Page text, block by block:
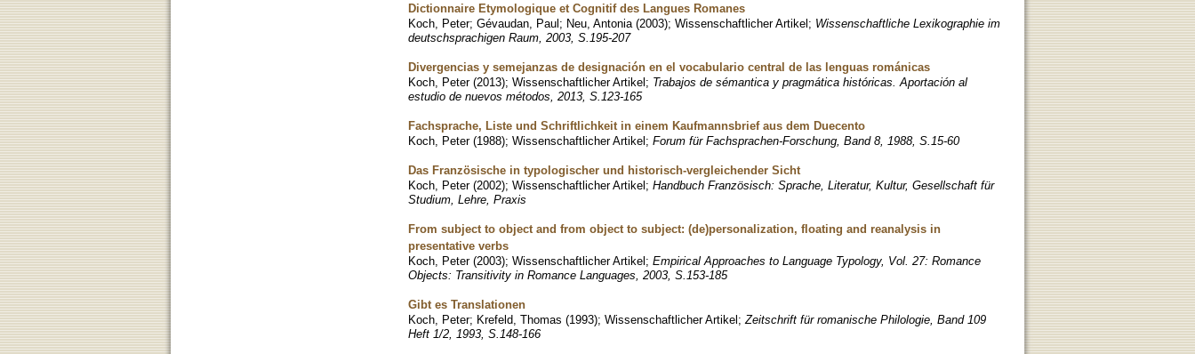
Dictionnaire Etymologique et Cognitif des Langues Romanes
Koch, Peter; Gévaudan, Paul; Neu, Antonia (2003); Wissenschaftlicher Artikel; Wissenschaftliche Lexikographie im
deutschsprachigen Raum, 2003, S.195-207
Divergencias y semejanzas de designación en el vocabulario central de las lenguas románicas
Koch, Peter (2013); Wissenschaftlicher Artikel; Trabajos de sémantica y pragmática históricas. Aportación al
estudio de nuevos métodos, 2013, S.123-165
Fachsprache, Liste und Schriftlichkeit in einem Kaufmannsbrief aus dem Duecento
Koch, Peter (1988); Wissenschaftlicher Artikel; Forum für Fachsprachen-Forschung, Band 8, 1988, S.15-60
Das Französische in typologischer und historisch-vergleichender Sicht
Koch, Peter (2002); Wissenschaftlicher Artikel; Handbuch Französisch: Sprache, Literatur, Kultur, Gesellschaft für
Studium, Lehre, Praxis
From subject to object and from object to subject: (de)personalization, floating and reanalysis in
presentative verbs
Koch, Peter (2003); Wissenschaftlicher Artikel; Empirical Approaches to Language Typology, Vol. 27: Romance
Objects: Transitivity in Romance Languages, 2003, S.153-185
Gibt es Translationen
Koch, Peter; Krefeld, Thomas (1993); Wissenschaftlicher Artikel; Zeitschrift für romanische Philologie, Band 109
Heft 1/2, 1993, S.148-166